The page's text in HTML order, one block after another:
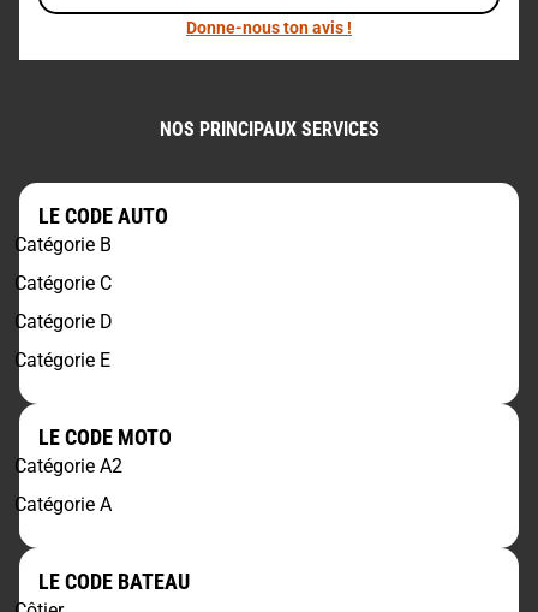
Donne-nous ton avis !
NOS PRINCIPAUX SERVICES
LE CODE AUTO
Catégorie B
Catégorie C
Catégorie D
Catégorie E
LE CODE MOTO
Catégorie A2
Catégorie A
LE CODE BATEAU